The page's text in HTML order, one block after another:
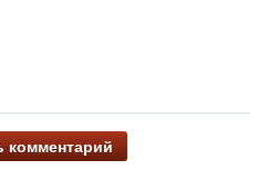
комментарий